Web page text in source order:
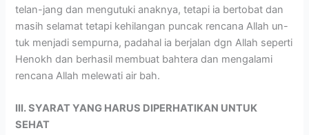
telan-jang dan mengutuki anaknya, tetapi ia bertobat dan
masih selamat tetapi kehilangan puncak rencana Allah un-
tuk menjadi sempurna, padahal ia berjalan dgn Allah seperti
Henokh dan berhasil membuat bahtera dan mengalami
rencana Allah melewati air bah.
III. SYARAT YANG HARUS DIPERHATIKAN UNTUK
SEHAT